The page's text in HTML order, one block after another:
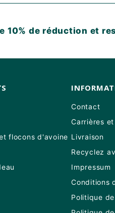
de réduction et
flocons d'avoine
Contact
Carrières
Livraison
Recyclez
Impressum
Conditions
Politique